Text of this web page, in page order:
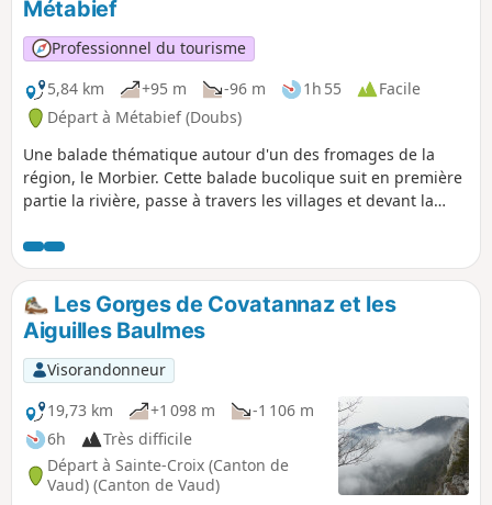
Métabief
Professionnel du tourisme
5,84 km
+95 m -96 m 1h 55
Facile
Départ à Métabief (Doubs)
Une balade thématique autour d'un des fromages de la
région, le Morbier. Cette balade bucolique suit en première
partie la rivière, passe à travers les villages et devant la
point de vue entre forêt et pâturage.
Les Gorges de Covatannaz et les
Aiguilles Baulmes
Visorandonneur
19,73 km
+1 098 m
-1 106 m
6h
Très difficile
Départ à Sainte-Croix (Canton de
Vaud) (Canton de Vaud)